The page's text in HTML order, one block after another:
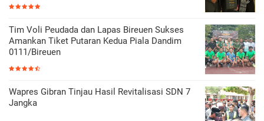
Tim Voli Peudada dan Lapas Bireuen Sukses
Amankan Tiket Putaran Kedua Piala Dandim
0111/Bireuen
Wapres Gibran Tinjau Hasil Revitalisasi SDN 7
Jangka